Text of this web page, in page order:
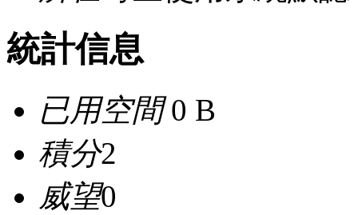
統計信息
已用空間0 B
積分2
威望0